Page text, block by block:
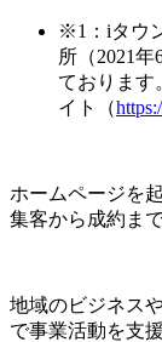
※1：iタウ
所（2021
ております
イト（
ホームページを
集客から成約ま
地域のビジネス
で事業活動を支援